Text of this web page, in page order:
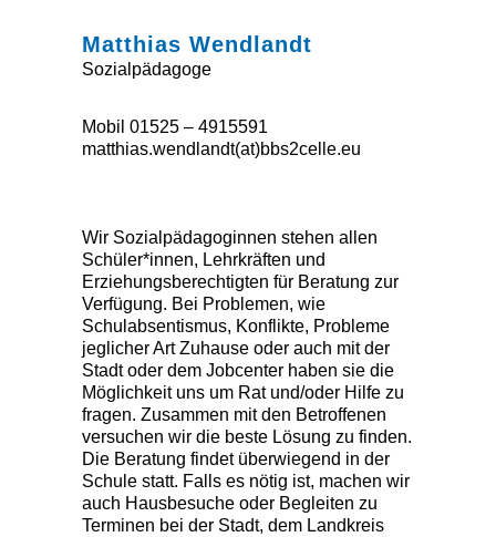
Matthias Wendlandt
Sozialpädagoge
Mobil 01525 – 4915591
matthias.wendlandt(at)bbs2celle.eu
Wir Sozialpädagoginnen stehen allen
Schüler*innen, Lehrkräften und
Erziehungsberechtigten für Beratung zur
Verfügung. Bei Problemen, wie
Schulabsentismus, Konflikte, Probleme
jeglicher Art Zuhause oder auch mit der
Stadt oder dem Jobcenter haben sie die
Möglichkeit uns um Rat und/oder Hilfe zu
fragen. Zusammen mit den Betroffenen
versuchen wir die beste Lösung zu finden.
Die Beratung findet überwiegend in der
Schule statt. Falls es nötig ist, machen wir
auch Hausbesuche oder Begleiten zu
Terminen bei der Stadt, dem Landkreis